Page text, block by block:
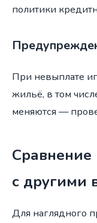
политики
При невыплате
жильё, в том
меняются —
Сравнение
с другими
Для наглядного